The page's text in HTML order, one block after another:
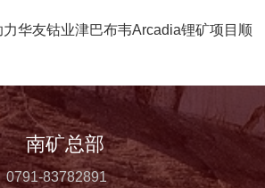
华友钴业津巴布韦Arcadia锂矿项目顺
南矿总部
0791-83782891